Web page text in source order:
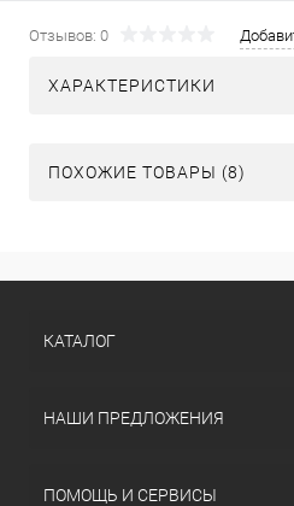
Отзывов: 0
ХАРАКТЕРИСТИКИ
ПОХОЖИЕ ТОВАРЫ (8)
КАТАЛОГ
НАШИ ПРЕДЛОЖЕНИЯ
ПОМОЩЬ И СЕРВИСЫ